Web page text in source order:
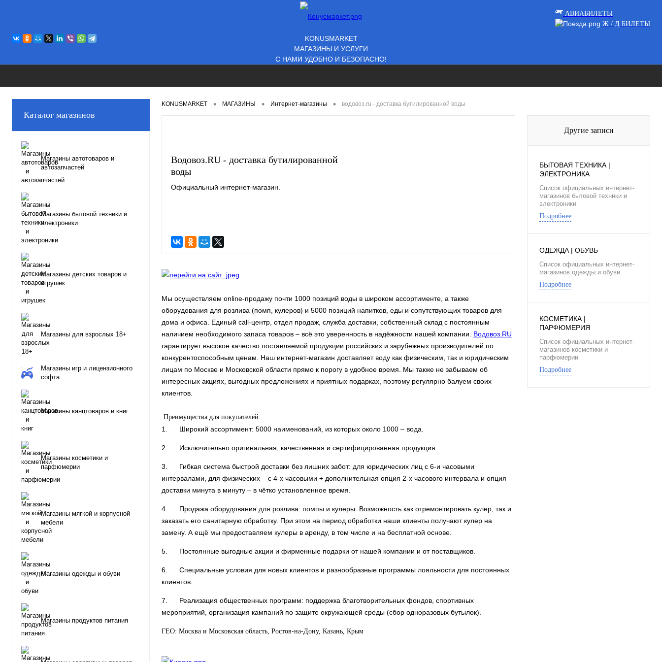
АВИАБИЛЕТЫ
Ж / Д БИЛЕТЫ
KONUSMARKET
МАГАЗИНЫ И УСЛУГИ
С НАМИ УДОБНО И БЕЗОПАСНО!
Каталог магазинов
Магазины автотоваров и
автозапчастей
Магазины бытовой техники и
электроники
Магазины детских товаров и
игрушек
Магазины для взрослых 18+
Магазины игр и лицензионного
софта
Магазины канцтоваров и книг
Магазины косметики и
парфюмерии
Магазины мягкой и корпусной
мебели
Магазины одежды и обуви
Магазины продуктов питания
KONUSMARKET • МАГАЗИНЫ • Интернет-магазины • водовоз.ru - доставка бутилированной воды
Водовоз.RU - доставка бутилированной
воды
Официальный интернет-магазин.
Мы осуществляем online-продажу почти 1000 позиций воды в широком ассортименте, а также
оборудования для розлива (помп, кулеров) и 5000 позиций напитков, еды и сопутствующих товаров для
дома и офиса. Единый call-центр, отдел продаж, служба доставки, собственный склад c постоянным
наличием необходимого запаса товаров – всё это уверенность в надёжности нашей компании. Водовоз.RU
гарантирует высокое качество поставляемой продукции российских и зарубежных производителей по
конкурентоспособным ценам. Наш интернет-магазин доставляет воду как физическим, так и юридическим
лицам по Москве и Московской области прямо к порогу в удобное время. Мы также не забываем об
интересных акциях, выгодных предложениях и приятных подарках, поэтому регулярно балуем своих
клиентов.
Преимущества для покупателей:
1. Широкий ассортимент: 5000 наименований, из которых около 1000 – вода.
2. Исключительно оригинальная, качественная и сертифицированная продукция.
3. Гибкая система быстрой доставки без лишних забот: для юридических лиц с 6-и часовыми
интервалами, для физических – с 4-х часовыми + дополнительная опция 2-х часового интервала и опция
доставки минута в минуту – в чётко установленное время.
4. Продажа оборудования для розлива: помпы и кулеры. Возможность как отремонтировать кулер, так и
заказать его санитарную обработку. При этом на период обработки наши клиенты получают кулер на
замену. А ещё мы предоставляем кулеры в аренду, в том числе и на бесплатной основе.
5. Постоянные выгодные акции и фирменные подарки от нашей компании и от поставщиков.
6. Специальные условия для новых клиентов и разнообразные программы лояльности для постоянных
клиентов.
7. Реализация общественных программ: поддержка благотворительных фондов, спортивных
мероприятий, организация кампаний по защите окружающей среды (сбор одноразовых бутылок).
ГЕО: Москва и Московская область, Ростов-на-Дону, Казань, Крым
Другие записи
БЫТОВАЯ ТЕХНИКА |
ЭЛЕКТРОНИКА
Список официальных интернет-
магазинов бытовой техники и
электроники
Подробнее
ОДЕЖДА | ОБУВЬ
Список официальных интернет-
магазинов одежды и обуви.
Подробнее
КОСМЕТИКА |
ПАРФЮМЕРИЯ
Список официальных интернет-
магазинов косметики и
парфюмерии
Подробнее